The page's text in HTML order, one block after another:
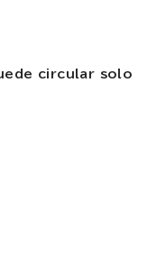
circular solo